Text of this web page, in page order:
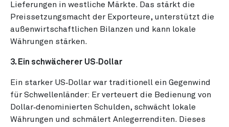
Lieferungen in westliche Märkte. Das stärkt die
Preissetzungsmacht der Exporteure, unterstützt die
außenwirtschaftlichen Bilanzen und kann lokale
Währungen stärken.
3. Ein schwächerer US‑Dollar
Ein starker US‑Dollar war traditionell ein Gegenwind
für Schwellenländer: Er verteuert die Bedienung von
Dollar‑denominierten Schulden, schwächt lokale
Währungen und schmälert Anlegerrenditen. Dieses